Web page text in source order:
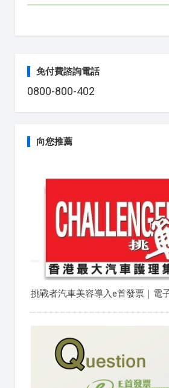
免付費諮詢電話
0800-800-402
向您推薦
挑戰者汽車美容導入e首發票｜電